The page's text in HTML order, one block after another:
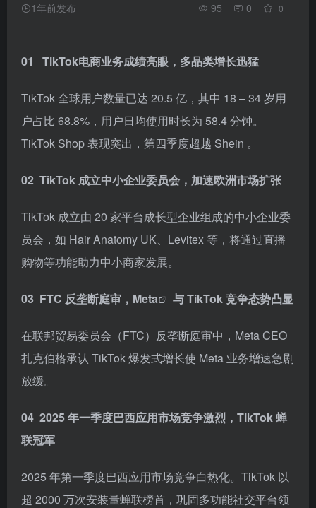
1年前发布 95 0 0
01 TikTok电商业务成绩亮眼，多品类增长迅猛
TikTok 全球用户数量已达 20.5 亿，其中 18 – 34 岁用
户占比 68.8%，用户日均使用时长为 58.4 分钟。
TikTok Shop 表现突出，第四季度超越 Shein 。
02 TikTok 成立中小企业委员会，加速欧洲市场扩张
TikTok 成立由 20 家平台成长型企业组成的中小企业委
员会，如 Hair Anatomy UK、Levitex 等，将通过直播
购物等功能助力中小商家发展。
03 FTC 反垄断庭审， Meta 与 TikTok 竞争态势凸显
在联邦贸易委员会（FTC）反垄断庭审中，Meta CEO
扎克伯格承认 TikTok 爆发式增长使 Meta 业务增速急剧
放缓。
04 2025 年一季度巴西应用市场竞争激烈，TikTok 蝉
联冠军
2025 年第一季度巴西应用市场竞争白热化。TikTok 以
超 2000 万次安装量蝉联榜首，巩固多功能社交平台领